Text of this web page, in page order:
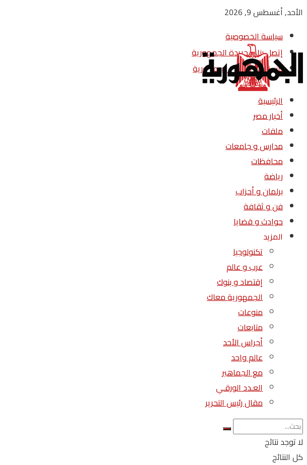
الأحد, أغسطس 9, 2026
سياسة الخصوصية
إتصل بنا – جريدة الجمهورية
من نحن – جريدة الجمهورية
الرئيسية
أخبار مصر
ملفات
مدارس و جامعات
محافظات
رياضة
برلمان و أحزاب
فن و ثقافة
حوادث و قضايا
المزيد
تكنولوجيا
عرب و عالم
إقتصاد و بنوك
الجمهورية معاك
منوعات
متابعات
أجراس الأحد
عالم واحد
مع الجماهير
العـدد الورقـي
مقال رئيس التحرير
لا توجد نتائج
كل النتائج